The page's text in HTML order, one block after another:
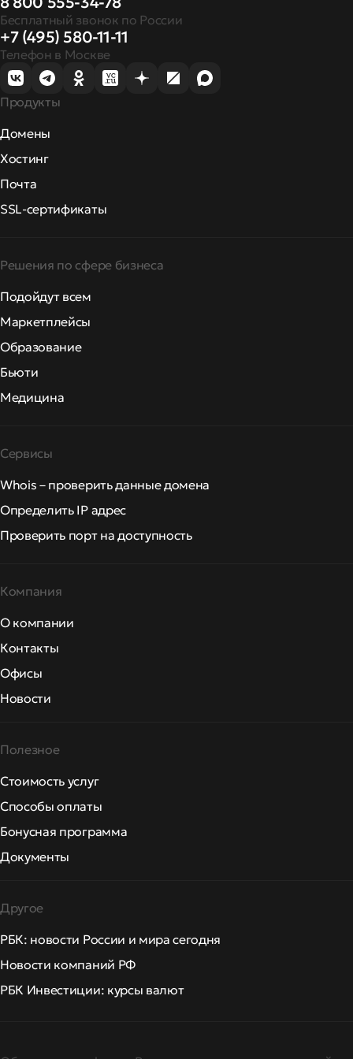
Бесплатный звонок по России
+7 (495) 580-11-11
Телефон в Москве
Продукты
Домены
Хостинг
Почта
SSL-сертификаты
Решения по сфере бизнеса
Подойдут всем
Маркетплейсы
Образование
Бьюти
Медицина
Сервисы
Whois – проверить данные домена
Определить IP адрес
Проверить порт на доступность
Компания
О компании
Контакты
Офисы
Новости
Полезное
Стоимость услуг
Способы оплаты
Бонусная программа
Документы
Другое
РБК: новости России и мира сегодня
Новости компаний РФ
РБК Инвестиции: курсы валют